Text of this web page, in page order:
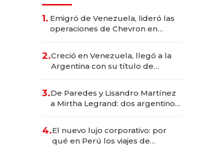
1. Emigró de Venezuela, lideró las
operaciones de Chevron en
2.Creció en Venezuela, llegó a la
Argentina con su título de
las marcas "fast premium"
3.De Paredes y Lisandro Martínez
a Mirtha Legrand: dos argentinos
4.El nuevo lujo corporativo: por
qué en Perú los viajes de